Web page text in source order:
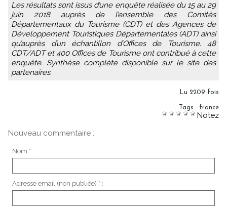
Les résultats sont issus d’une enquête réalisée du 15 au 29
juin 2018 auprès de l’ensemble des Comités
Départementaux du Tourisme (CDT) et des Agences de
Développement Touristiques Départementales (ADT) ainsi
qu’auprès d’un échantillon d’Offices de Tourisme. 48
CDT/ADT et 400 Offices de Tourisme ont contribué à cette
enquête. Synthèse complète disponible sur le site des
partenaires.
Lu 2209 fois
Tags : france
Notez
Nouveau commentaire :
Nom * :
Adresse email (non publiée) * :